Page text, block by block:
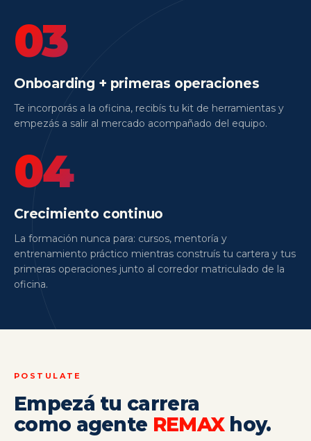
03
Onboarding + primeras operaciones
Te incorporás a la oficina, recibís tu kit de herramientas y
empezás a salir al mercado acompañado del equipo.
04
Crecimiento continuo
La formación nunca para: cursos, mentoría y
entrenamiento práctico mientras construís tu cartera y tus
primeras operaciones junto al corredor matriculado de la
oficina.
POSTULATE
Empezá tu carrera
como agente REMAXhoy.